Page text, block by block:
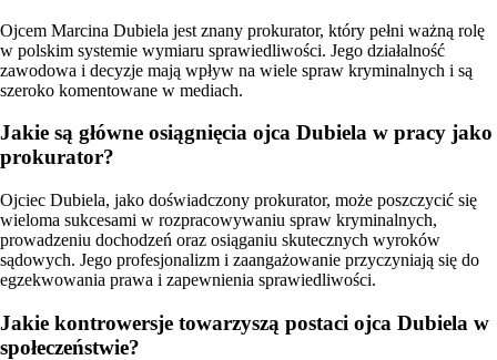
Ojcem Marcina Dubiela jest znany prokurator, który pełni ważną rolę
w polskim systemie wymiaru sprawiedliwości. Jego działalność
zawodowa i decyzje mają wpływ na wiele spraw kryminalnych i są
szeroko komentowane w mediach.
Jakie są główne osiągnięcia ojca Dubiela w pracy jako
prokurator?
Ojciec Dubiela, jako doświadczony prokurator, może poszczycić się
wieloma sukcesami w rozpracowywaniu spraw kryminalnych,
prowadzeniu dochodzeń oraz osiąganiu skutecznych wyroków
sądowych. Jego profesjonalizm i zaangażowanie przyczyniają się do
egzekwowania prawa i zapewnienia sprawiedliwości.
Jakie kontrowersje towarzyszą postaci ojca Dubiela w
społeczeństwie?